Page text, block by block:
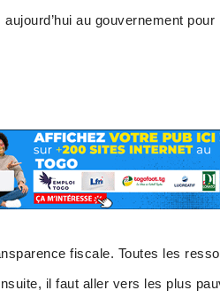
au gouvernement
fiscale. Toutes les
il faut aller vers les plus